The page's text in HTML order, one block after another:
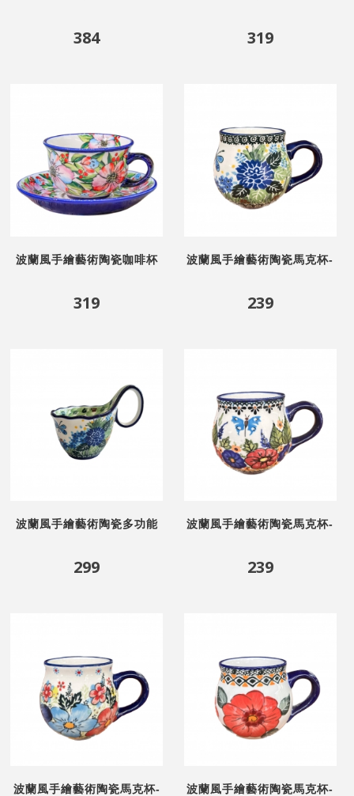
384 319
波蘭風手繪藝術陶瓷咖啡杯
319
波蘭風手繪藝術陶瓷馬克杯-
239
波蘭風手繪藝術陶瓷多功能
299
波蘭風手繪藝術陶瓷馬克杯-
239
波蘭風手繪藝術陶瓷馬克杯-
波蘭風手繪藝術陶瓷馬克杯-